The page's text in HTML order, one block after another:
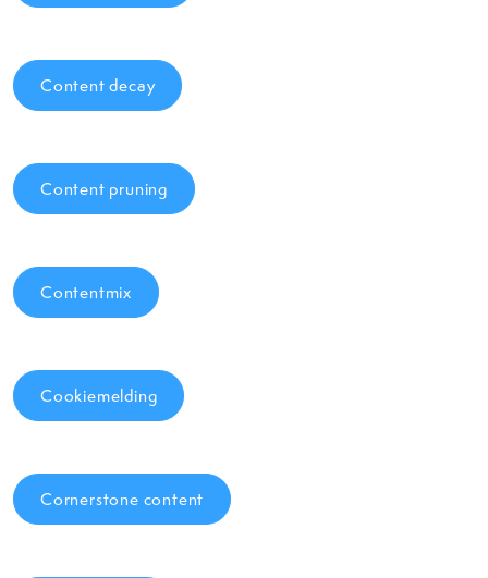
Content decay
Content pruning
Contentmix
Cookiemelding
Cornerstone content